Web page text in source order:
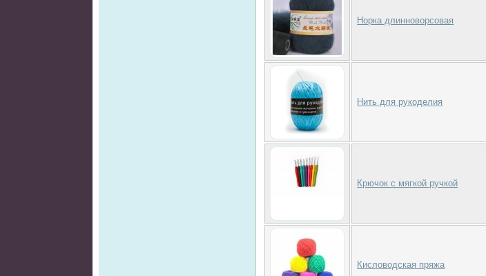
Норка длинноворсовая
Нить для рукоделия
Крючок с мягкой ручкой
Кисловодская пряжа